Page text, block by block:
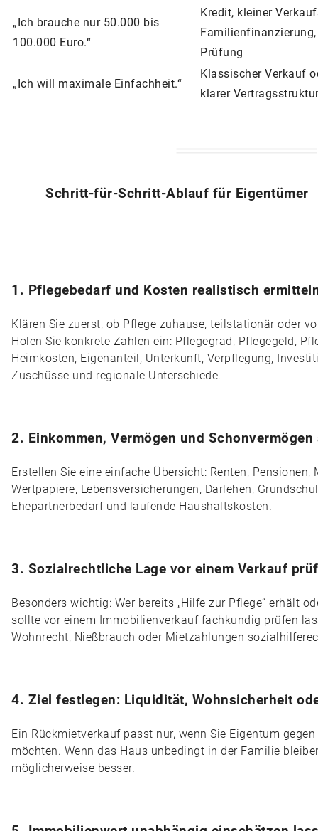
„Ich brauche nur 50.000 bis
100.000 Euro.“
Kredit, kleiner
Prüfung
„Ich will maximale Einfachheit.“
Klassischer Verkauf
klarer
Schritt-für-Schritt-Ablauf für Eigentümer
1. Pflegebedarf und Kosten realistisch
Klären Sie zuerst, ob Pflege zuhause, teilstationär oder
Holen Sie konkrete Zahlen ein: Pflegegrad, Pflegegeld,
Heimkosten, Eigenanteil, Unterkunft, Verpflegung,
Zuschüsse und regionale Unterschiede.
2. Einkommen, Vermögen und
Erstellen Sie eine einfache Übersicht: Renten, Pensionen,
Wertpapiere, Lebensversicherungen, Darlehen,
Ehepartnerbedarf und laufende Haushaltskosten.
3. Sozialrechtliche Lage vor einem Verkauf
Besonders wichtig: Wer bereits „Hilfe zur Pflege“ erhält
sollte vor einem Immobilienverkauf fachkundig prüfen
Wohnrecht, Nießbrauch oder Mietzahlungen
4. Ziel festlegen: Liquidität, Wohnsicherheit
Ein Rückmietverkauf passt nur, wenn Sie Eigentum
möchten. Wenn das Haus unbedingt in der Familie
möglicherweise besser.